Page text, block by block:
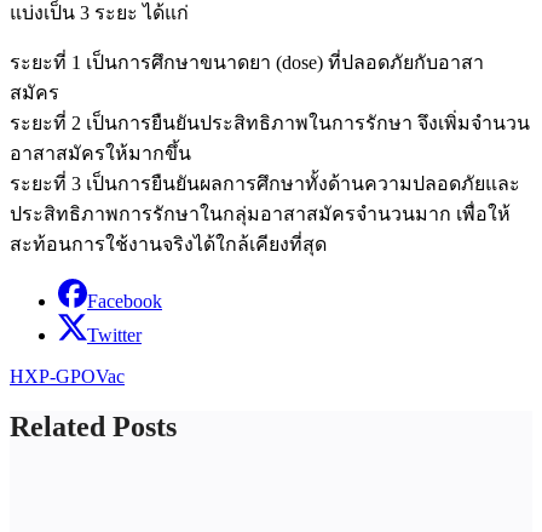
แบ่งเป็น 3 ระยะ ได้แก่
ระยะที่ 1 เป็นการศึกษาขนาดยา (dose) ที่ปลอดภัยกับอาสา
สมัคร
ระยะที่ 2 เป็นการยืนยันประสิทธิภาพในการรักษา จึงเพิ่มจำนวน
อาสาสมัครให้มากขึ้น
ระยะที่ 3 เป็นการยืนยันผลการศึกษาทั้งด้านความปลอดภัยและ
ประสิทธิภาพการรักษาในกลุ่มอาสาสมัครจำนวนมาก เพื่อให้
สะท้อนการใช้งานจริงได้ใกล้เคียงที่สุด
Facebook
Twitter
HXP-GPOVac
Related Posts